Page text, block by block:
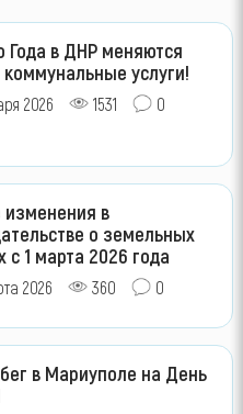
Года в ДНР меняются
услуги!
2026 1531 0
изменения в
о земельных
с 1 марта 2026 года
2026 360 0
в Мариуполе на День